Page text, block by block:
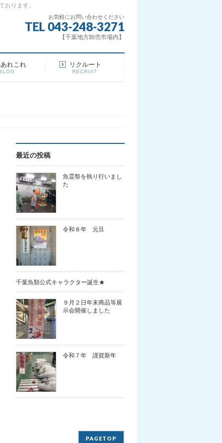
おります。
お気軽にお問い合わせください
TEL 043-248-3271
【千葉地方卸売市場内】
れこれ リクルート
RECRUIT
最近の投稿
魚霊祭を執り行いまし
た
令和８年 元旦
千葉魚類公式キャラクター誕生★
９月２日年末商品等展
示会開催しました
令和７年 謹賀新年
PAGETOP